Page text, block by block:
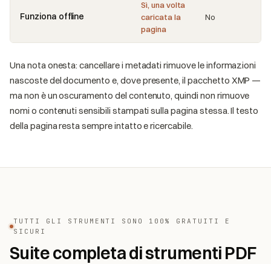
Funziona offline
Sì, una volta
caricata la
pagina
No
Una nota onesta: cancellare i metadati rimuove le informazioni
nascoste del documento e, dove presente, il pacchetto XMP —
ma non è un oscuramento del contenuto, quindi non rimuove
nomi o contenuti sensibili stampati sulla pagina stessa. Il testo
della pagina resta sempre intatto e ricercabile.
TUTTI GLI STRUMENTI SONO 100% GRATUITI E
SICURI
Suite completa di strumenti PDF